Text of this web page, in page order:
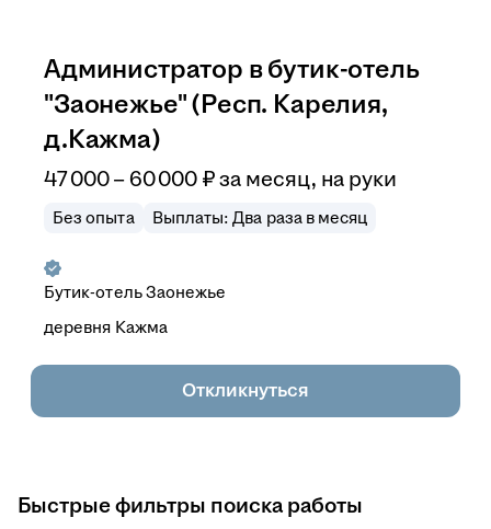
Администратор в бутик-отель
"Заонежье" (Респ. Карелия,
д.Кажма)
47 000–60 000 ₽ за месяц, на руки
Без опыта Выплаты: Два раза в месяц
Бутик-отель Заонежье
деревня Кажма
Откликнуться
Быстрые фильтры поиска работы